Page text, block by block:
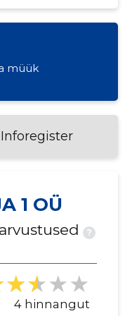
müük
Inforegister
1 OÜ
?
4 hinnangut